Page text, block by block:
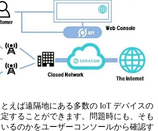
えば遠隔地にある多数の IoT デバイスの
することができます。問題時にも、そも
るのかをユーザーコンソールから確認す